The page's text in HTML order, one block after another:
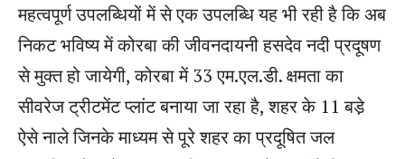
महत्वपूर्ण उपलब्धियों में से एक उपलब्धि यह भी रही है कि अब
निकट भविष्य में कोरबा की जीवनदायनी हसदेव नदी प्रदूषण
से मुक्त हो जायेगी, कोरबा में 33 एम.एल.डी. क्षमता का
सीवरेज ट्रीटमेंट प्लांट बनाया जा रहा है, शहर के 11 बडे़
ऐसे नाले जिनके माध्यम से पूरे शहर का प्रदूषित जल